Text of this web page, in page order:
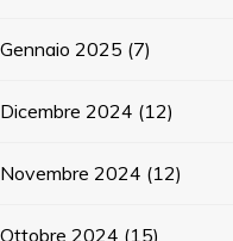
Gennaio 2025 (7)
Dicembre 2024 (12)
Novembre 2024 (12)
Ottobre 2024 (15)